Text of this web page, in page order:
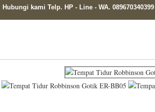
Hubungi kami Telp. HP - Line - WA. 089670340399